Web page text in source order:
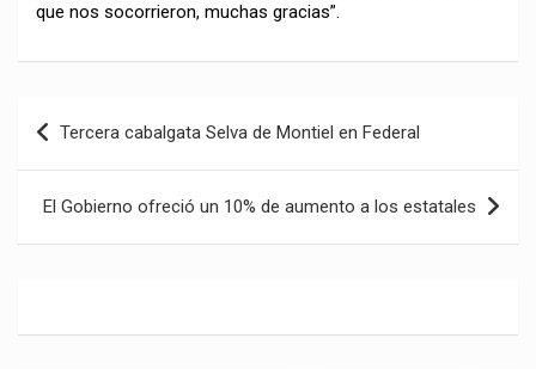
que nos socorrieron, muchas gracias”.
Navegación
de
entradas
Tercera cabalgata Selva de Montiel en Federal
El Gobierno ofreció un 10% de aumento a los estatales